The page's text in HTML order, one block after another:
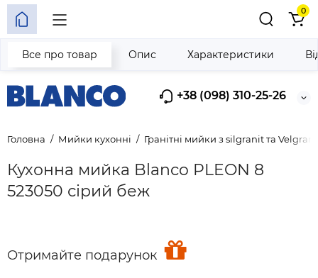
+38 (098) 310-25-26
0
Головна Мийки кухонні Гранітні мийки з silgranit та
Кухонна мийка Blanco PLEON 8
523050 сірий беж
Отримайте подарунок
Все про товар Опис Характеристики